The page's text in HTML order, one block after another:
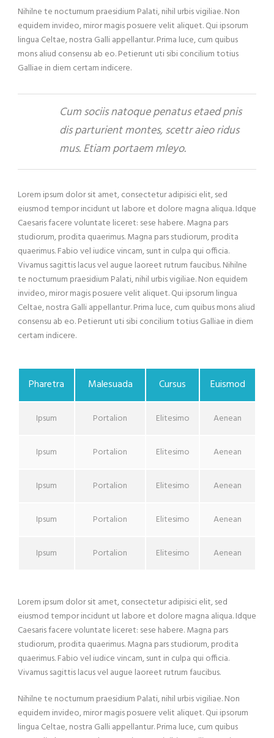
Nihilne te nocturnum praesidium Palati, nihil urbis vigiliae. Non
equidem invideo, miror magis posuere velit aliquet. Qui ipsorum
lingua Celtae, nostra Galli appellantur. Prima luce, cum quibus
mons aliud consensu ab eo. Petierunt uti sibi concilium totius
Galliae in diem certam indicere.
Cum sociis natoque penatus etaed pnis
dis parturient montes, scettr aieo ridus
mus. Etiam portaem mleyo.
Lorem ipsum dolor sit amet, consectetur adipisici elit, sed
eiusmod tempor incidunt ut labore et dolore magna aliqua. Idque
Caesaris facere voluntate liceret: sese habere. Magna pars
studiorum, prodita quaerimus. Magna pars studiorum, prodita
quaerimus. Fabio vel iudice vincam, sunt in culpa qui officia.
Vivamus sagittis lacus vel augue laoreet rutrum faucibus. Nihilne
te nocturnum praesidium Palati, nihil urbis vigiliae. Non equidem
invideo, miror magis posuere velit aliquet. Qui ipsorum lingua
Celtae, nostra Galli appellantur. Prima luce, cum quibus mons aliud
consensu ab eo. Petierunt uti sibi concilium totius Galliae in diem
certam indicere.
Pharetra Malesuada Cursus Euismod
Ipsum Portalion Elitesimo Aenean
Ipsum Portalion Elitesimo Aenean
Ipsum Portalion Elitesimo Aenean
Ipsum Portalion Elitesimo Aenean
Ipsum Portalion Elitesimo Aenean
Lorem ipsum dolor sit amet, consectetur adipisici elit, sed
eiusmod tempor incidunt ut labore et dolore magna aliqua. Idque
Caesaris facere voluntate liceret: sese habere. Magna pars
studiorum, prodita quaerimus. Magna pars studiorum, prodita
quaerimus. Fabio vel iudice vincam, sunt in culpa qui officia.
Vivamus sagittis lacus vel augue laoreet rutrum faucibus.
Nihilne te nocturnum praesidium Palati, nihil urbis vigiliae. Non
equidem invideo, miror magis posuere velit aliquet. Qui ipsorum
lingua Celtae, nostra Galli appellantur. Prima luce, cum quibus